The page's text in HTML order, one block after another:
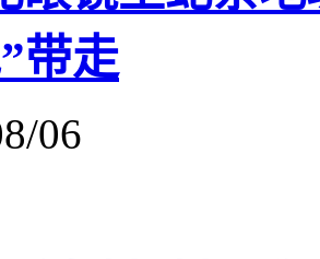
带走
06